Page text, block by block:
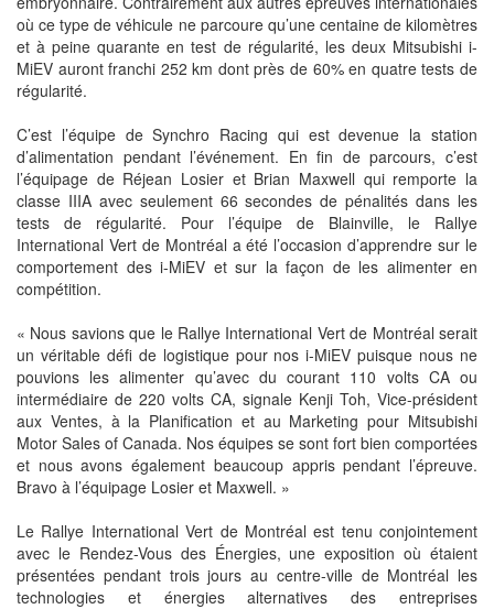
où ce type de véhicule ne parcoure qu’une centaine de kilomètres
et à peine quarante en test de régularité, les deux Mitsubishi i-
MiEV auront franchi 252 km dont près de 60% en quatre tests de
régularité.
C’est l’équipe de Synchro Racing qui est devenue la station
d’alimentation pendant l’événement. En fin de parcours, c’est
l’équipage de Réjean Losier et Brian Maxwell qui remporte la
classe IIIA avec seulement 66 secondes de pénalités dans les
tests de régularité. Pour l’équipe de Blainville, le Rallye
International Vert de Montréal a été l’occasion d’apprendre sur le
comportement des i-MiEV et sur la façon de les alimenter en
compétition.
« Nous savions que le Rallye International Vert de Montréal serait
un véritable défi de logistique pour nos i-MiEV puisque nous ne
pouvions les alimenter qu’avec du courant 110 volts CA ou
intermédiaire de 220 volts CA, signale Kenji Toh, Vice-président
aux Ventes, à la Planification et au Marketing pour Mitsubishi
Motor Sales of Canada. Nos équipes se sont fort bien comportées
et nous avons également beaucoup appris pendant l’épreuve.
Bravo à l’équipage Losier et Maxwell. »
Le Rallye International Vert de Montréal est tenu conjointement
avec le Rendez-Vous des Énergies, une exposition où étaient
présentées pendant trois jours au centre-ville de Montréal les
technologies et énergies alternatives des entreprises